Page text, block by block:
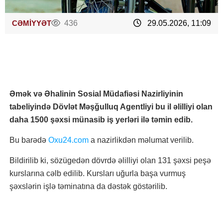
CƏMİYYƏT 436 29.05.2026, 11:09
Əmək və Əhalinin Sosial Müdafiəsi Nazirliyinin
tabeliyində Dövlət Məşğulluq Agentliyi bu il əlilliyi olan
daha 1500 şəxsi münasib iş yerləri ilə təmin edib.
Bu barədə Oxu24.com a nazirlikdən məlumat verilib.
Bildirilib ki, sözügedən dövrdə əlilliyi olan 131 şəxsi peşə
kurslarına cəlb edilib. Kursları uğurla başa vurmuş
şəxslərin işlə təminatına da dəstək göstərilib.